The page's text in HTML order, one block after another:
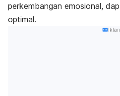
perkembangan emosional,
optimal.
Iklan